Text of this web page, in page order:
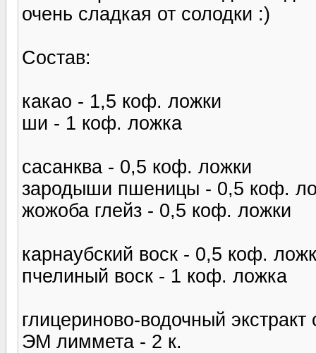
очень сладкая от солодки :)
Состав:
какао - 1,5 коф. ложки
ши - 1 коф. ложка
сасанква - 0,5 коф. ложки
зародыши пшеницы - 0,5 коф.
жожоба глейз - 0,5 коф. ложки
карнаубский воск - 0,5 коф.
пчелиный воск - 1 коф. ложка
глицериново-водочный
ЭМ лиммета - 2 к.